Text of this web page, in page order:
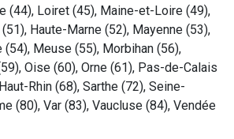
(44), Loiret (45), Maine-et-Loire (49),
Haute-Marne (52), Mayenne (53),
Meuse (55), Morbihan (56),
Oise (60), Orne (61), Pas-de-Calais
Rhin (68), Sarthe (72), Seine-
(80), Var (83), Vaucluse (84), Vendée